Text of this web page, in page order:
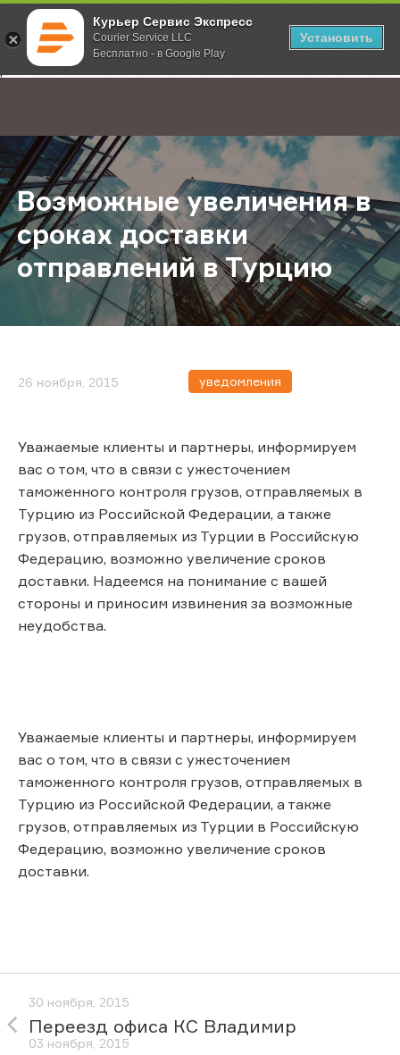
Курьер Сервис Экспресс
Courier Service LLC
Бесплатно - в Google Play
Установить
;
Главная О компании Новости Возможные увеличения в сроках
Возможные увеличения в
сроках доставки
отправлений в Турцию
26 ноября, 2015 уведомления
Уважаемые клиенты и партнеры, информируем
вас о том, что в связи с ужесточением
таможенного контроля грузов, отправляемых в
Турцию из Российской Федерации, а также
грузов, отправляемых из Турции в Российскую
Федерацию, возможно увеличение сроков
доставки. Надеемся на понимание с вашей
стороны и приносим извинения за возможные
неудобства.
Уважаемые клиенты и партнеры, информируем
вас о том, что в связи с ужесточением
таможенного контроля грузов, отправляемых в
Турцию из Российской Федерации, а также
грузов, отправляемых из Турции в Российскую
Федерацию, возможно увеличение сроков
доставки.
30 ноября, 2015
Переезд офиса КС Владимир
03 ноября, 2015